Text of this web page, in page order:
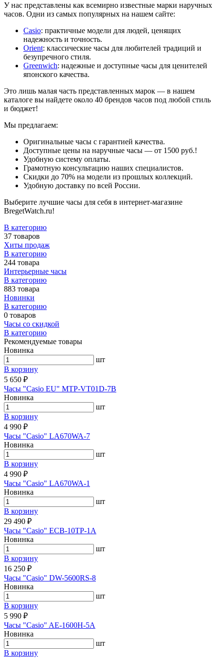
У нас представлены как всемирно известные марки наручных
часов. Одни из самых популярных на нашем сайте:
Casio: практичные модели для людей, ценящих
надежность и точность.
Orient: классические часы для любителей традиций и
безупречного стиля.
Greenwich: надежные и доступные часы для ценителей
японского качества.
Это лишь малая часть представленных марок — в нашем
каталоге вы найдете около 40 брендов часов под любой стиль
и бюджет!
Мы предлагаем:
Оригинальные часы с гарантией качества.
Доступные цены на наручные часы — от 1500 руб.!
Удобную систему оплаты.
Грамотную консультацию наших специалистов.
Скидки до 70% на модели из прошлых коллекций.
Удобную доставку по всей России.
Выберите лучшие часы для себя в интернет-магазине
BregetWatch.ru!
В категорию
37 товаров
Хиты продаж
В категорию
244 товара
Интерьерные часы
В категорию
883 товара
Новинки
В категорию
0 товаров
Часы со скидкой
В категорию
Рекомендуемые товары
Новинка
шт
В корзину
5 650 ₽
Часы "Casio EU" MTP-VT01D-7B
Новинка
шт
В корзину
4 990 ₽
Часы "Casio" LA670WA-7
Новинка
шт
В корзину
4 990 ₽
Часы "Casio" LA670WA-1
Новинка
шт
В корзину
29 490 ₽
Часы "Casio" ECB-10TP-1A
Новинка
шт
В корзину
16 250 ₽
Часы "Casio" DW-5600RS-8
Новинка
шт
В корзину
5 990 ₽
Часы "Casio" AE-1600H-5A
Новинка
шт
В корзину